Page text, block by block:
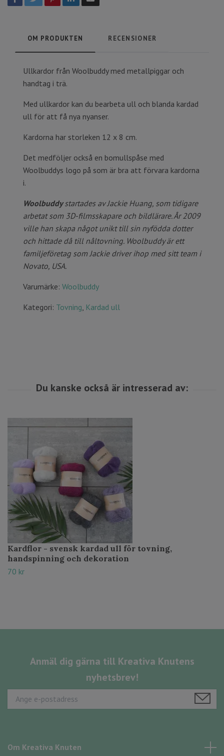
OM PRODUKTEN RECENSIONER
Ullkardor från Woolbuddy med metallpiggar och
handtag i trä.
Med ullkardor kan du bearbeta ull och blanda kardad
ull för att få nya nyanser.
Kardorna har storleken 12 x 8 cm.
Det medföljer också en bomullspåse med
Woolbuddys logo på som är bra att förvara kardorna
i.
Woolbuddystartades av Jackie Huang, som tidigare
arbetat som 3D-filmsskapare och bildlärare. År 2009
ville han skapa något unikt till sin nyfödda dotter
och hittade då till nåltovning. Woolbuddy är ett
familjeföretag som Jackie driver ihop med sitt team i
Novato, USA.
Varumärke: Woolbuddy
Kategori: Tovning Kardad ull
Kardflor - svensk kardad ull för tovning,
handspinning och dekoration
70 kr
Anmäl dig gärna till Kreativa Knutens
nyhetsbrev!
Om Kreativa Knuten